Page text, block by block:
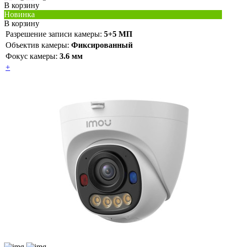
В корзину
Новинка
В корзину
Разрешение записи камеры: 5+5 МП
Объектив камеры: Фиксированный
Фокус камеры: 3.6 мм
+